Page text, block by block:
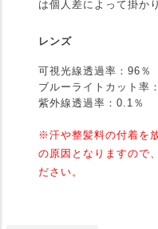
は個人差によって掛か
レンズ
可視光線透過率：96％
ブルーライトカット率
紫外線透過率：0.1％
※汗や整髪料の付着を
の原因となりますので
ださい。